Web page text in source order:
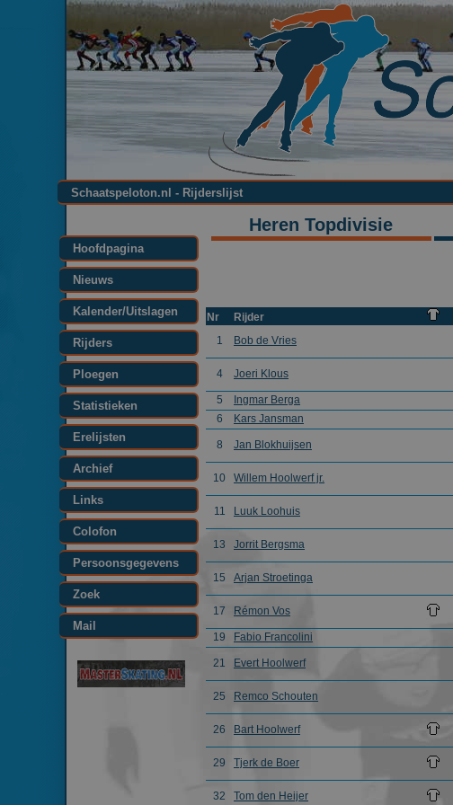
Schaatspeloton.nl - Rijderslijst
Hoofdpagina
Nieuws
Kalender/Uitslagen
Rijders
Ploegen
Statistieken
Erelijsten
Archief
Links
Colofon
Persoonsgegevens
Zoek
Mail
Heren Topdivisie
Nr Rijder
1
Bob de Vries
4
Joeri Klous
5
Ingmar Berga
6
Kars Jansman
8
Jan Blokhuijsen
10
Willem Hoolwerf jr.
11
Luuk Loohuis
13
Jorrit Bergsma
15
Arjan Stroetinga
17
Rémon Vos
19
Fabio Francolini
21
Evert Hoolwerf
25
Remco Schouten
26
Bart Hoolwerf
29
Tjerk de Boer
32
Tom den Heijer